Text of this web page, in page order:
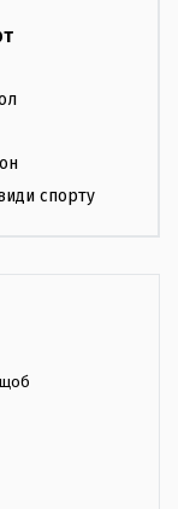
спорту
щоб